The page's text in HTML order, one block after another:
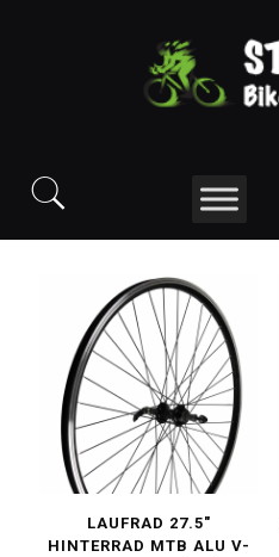
LAUFRAD 27.5″
HINTERRAD MTB ALU V-